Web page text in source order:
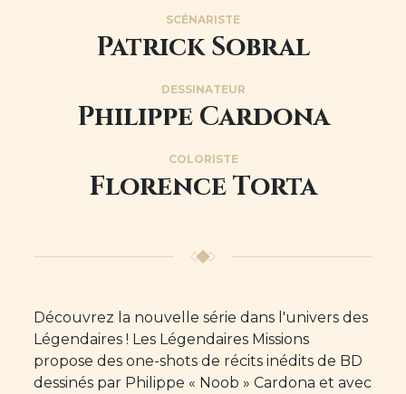
Image
SCÉNARISTE
Patrick Sobral
DESSINATEUR
Philippe Cardona
COLORISTE
Florence Torta
Découvrez la nouvelle série dans l'univers des
Légendaires ! Les Légendaires Missions
propose des one-shots de récits inédits de BD
dessinés par Philippe « Noob » Cardona et avec